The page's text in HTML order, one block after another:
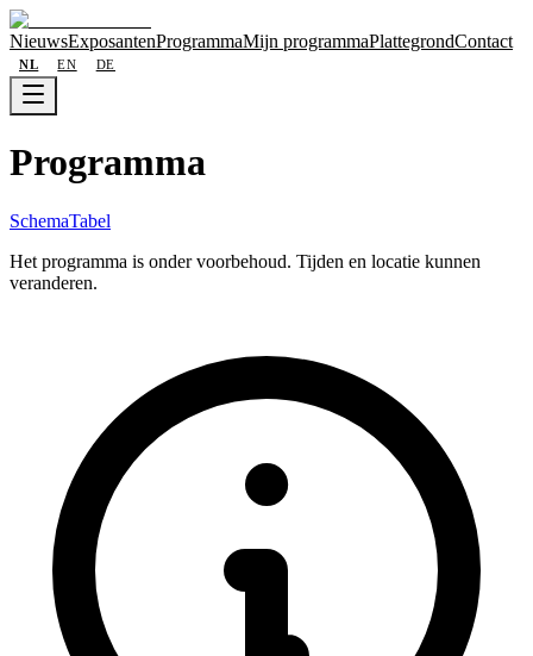
NieuwsExposantenProgrammaMijn programmaPlattegrondContact
NL EN DE
Programma
SchemaTabel
Het programma is onder voorbehoud. Tijden en locatie kunnen
veranderen.